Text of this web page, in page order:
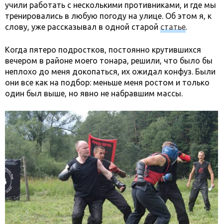
учили работать с несколькими противниками, и где мы
тренировались в любую погоду на улице. Об этом я, к
слову, уже рассказывал в одной старой статье.
Когда пятеро подростков, постоянно крутившихся
вечером в районе моего тонара, решили, что было бы
неплохо до меня докопаться, их ожидал конфуз. Были
они все как на подбор: меньше меня ростом и только
один был выше, но явно не набравшим массы.